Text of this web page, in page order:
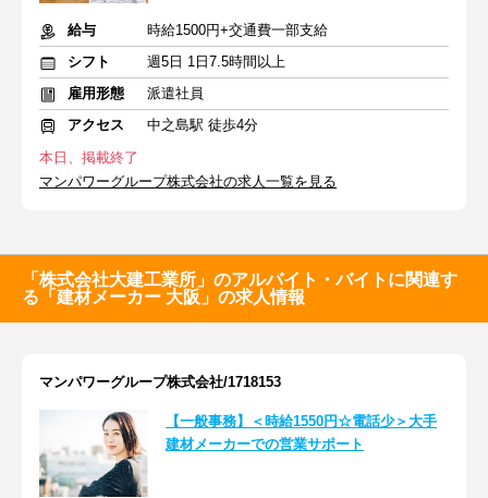
給与
時給1500円+交通費一部支給
シフト
週5日 1日7.5時間以上
雇用形態
派遣社員
アクセス
中之島駅 徒歩4分
本日、掲載終了
マンパワーグループ株式会社の求人一覧を見る
「株式会社大建工業所」のアルバイト・バイトに関連す
る「建材メーカー 大阪」の求人情報
マンパワーグループ株式会社/1718153
【一般事務】＜時給1550円☆電話少＞大手
建材メーカーでの営業サポート